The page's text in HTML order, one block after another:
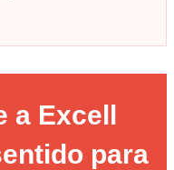
a Excell
para